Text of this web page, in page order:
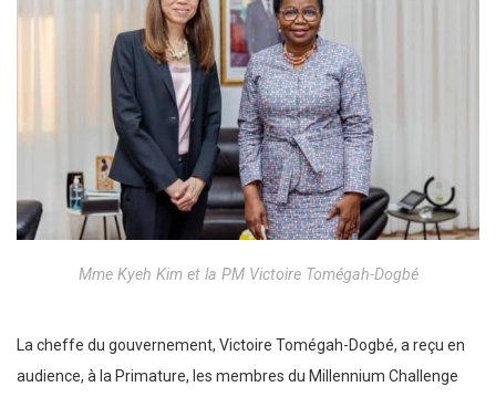
Mme Kyeh Kim et la PM Victoire Tomégah-Dogbé
La cheffe du gouvernement, Victoire Tomégah-Dogbé, a reçu en
audience, à la Primature, les membres du Millennium Challenge